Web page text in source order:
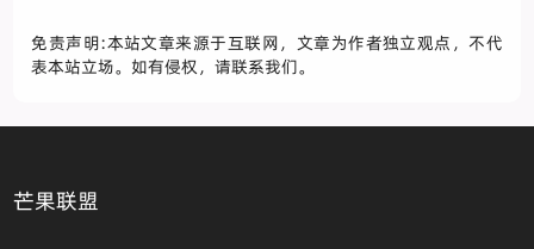
免责声明:本站文章来源于互联网，文章为作者独立观点，不代
表本站立场。如有侵权，请联系我们。
芒果联盟